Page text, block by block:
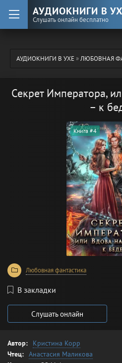
АУДИОКНИГИ В
Слушать онлайн бесплатно
АУДИОКНИГИ В УХЕ»ЛЮБОВНАЯ
Секрет Императора,
– к
Книга #4
Любовная фантастика
В закладки
Слушать онлайн
Автор:
Кристина Корр
Чтец: Анастасия Маликова